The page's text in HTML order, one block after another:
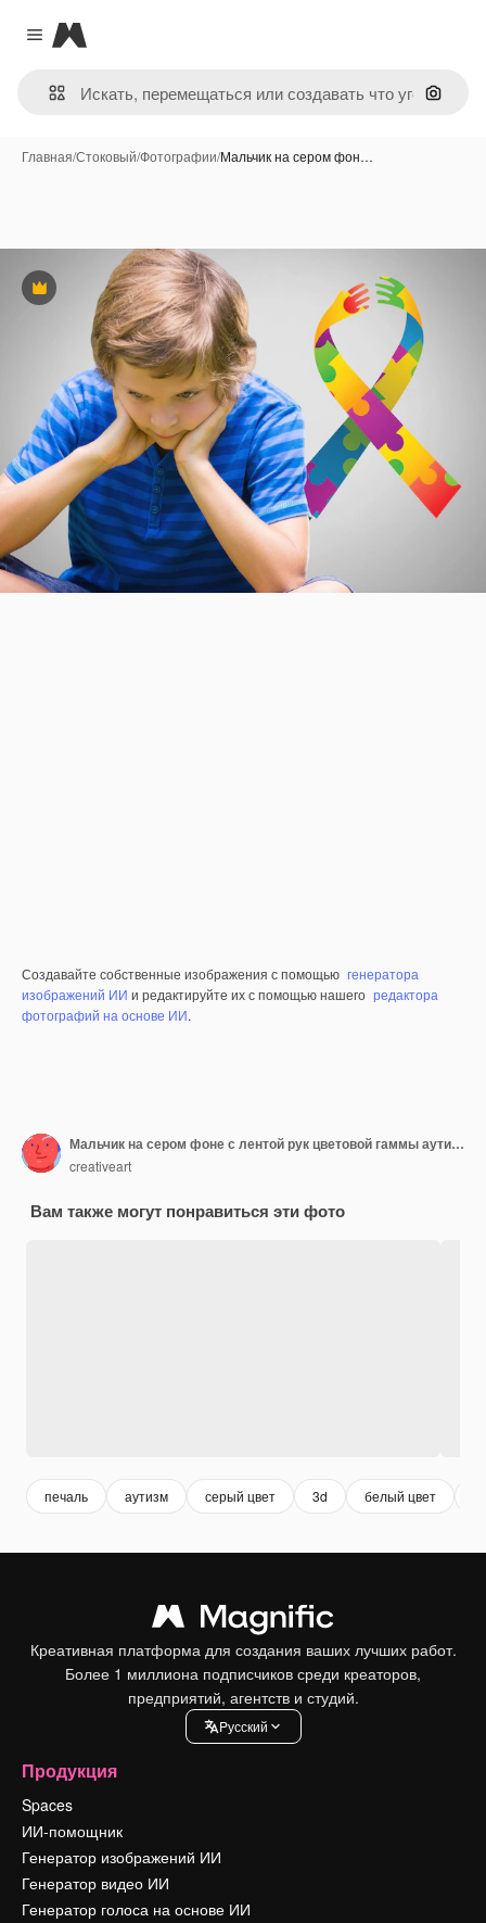
Close menu
Magnific
Поиск
Главная/Стоковый/Фотографии/Мальчик на сером фон…
Премиум
Создавайте собственные изображения с помощью генератора
изображений ИИ и редактируйте их с помощью нашего редактора
фотографий на основе ИИ.
Мальчик на сером фоне с лентой рук цветовой гаммы аутизма
creativeart
Вам также могут понравиться эти фото
печаль аутизм серый цвет 3d белый цвет
Креативная платформа для создания ваших лучших работ.
Более 1 миллиона подписчиков среди креаторов,
предприятий, агентств и студий.
Pусский
Продукция
Spaces
ИИ-помощник
Генератор изображений ИИ
Генератор видео ИИ
Генератор голоса на основе ИИ